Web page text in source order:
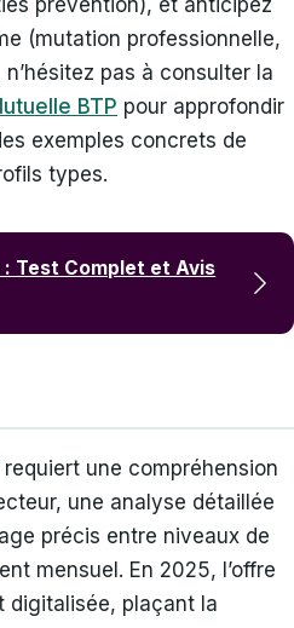
prévention), et anticipez
(mutation professionnelle,
pas à consulter la
BTP pour approfondir
exemples concrets de
types.
Test Complet et Avis
requiert une compréhension
une analyse détaillée
précis entre niveaux de
mensuel. En 2025, l’offre
digitalisée, plaçant la